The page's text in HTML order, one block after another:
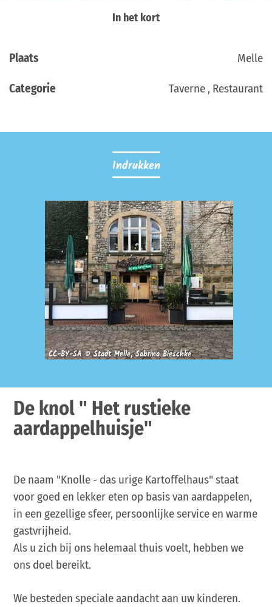
In het kort
Plaats Melle
Categorie Taverne , Restaurant
Indrukken
CC-BY-SA © Stadt Melle, Sabrina Bieschke
De knol " Het rustieke
aardappelhuisje"
De naam "Knolle - das urige Kartoffelhaus" staat
voor goed en lekker eten op basis van aardappelen,
in een gezellige sfeer, persoonlijke service en warme
gastvrijheid.
Als u zich bij ons helemaal thuis voelt, hebben we
ons doel bereikt.
We besteden speciale aandacht aan uw kinderen.